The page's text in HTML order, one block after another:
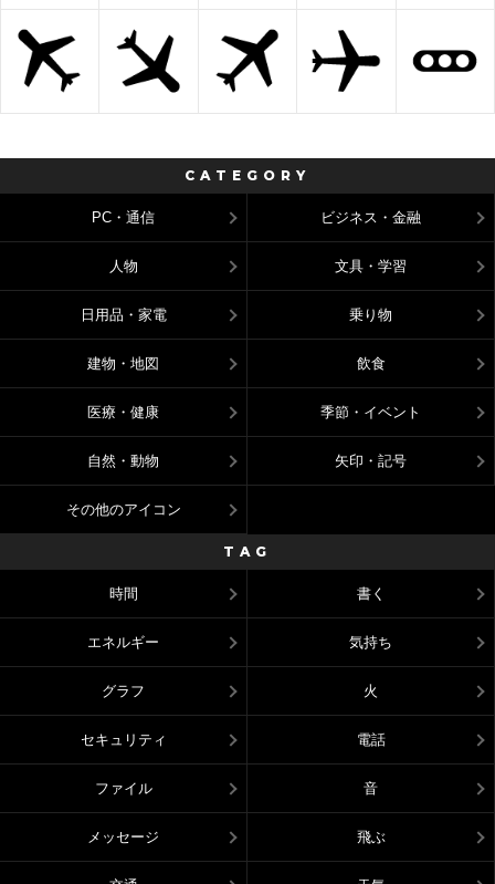
CATEGORY
PC・通信 ビジネス・金融
人物 文具・学習
日用品・家電 乗り物
建物・地図 飲食
医療・健康 季節・イベント
自然・動物 矢印・記号
その他のアイコン
TAG
時間 書く
エネルギー 気持ち
グラフ 火
セキュリティ 電話
ファイル 音
メッセージ 飛ぶ